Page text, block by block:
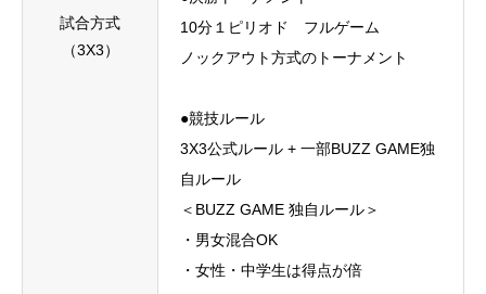
試合方式
（3X3）
10分１ピリオド フルゲーム
ノックアウト方式のトーナメント
●競技ルール
3X3公式ルール + 一部BUZZ GAME独
自ルール
＜BUZZ GAME 独自ルール＞
・男女混合OK
・女性・中学生は得点が倍